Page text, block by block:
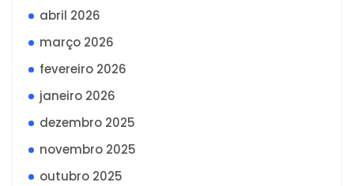
abril 2026
março 2026
fevereiro 2026
janeiro 2026
dezembro 2025
novembro 2025
outubro 2025